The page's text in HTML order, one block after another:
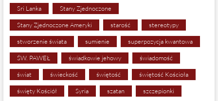
Sri Lanka Stany Zjednoczone
Stany Zjednoczone Ameryki starość stereotypy
stworzenie świata sumienie superpozycja kwantowa
ŚW. PAWEŁ świadkowie jehowy świadomość
świat świeckość świętość świętość Kościoła
święty Kościół Syria szatan szczepionki